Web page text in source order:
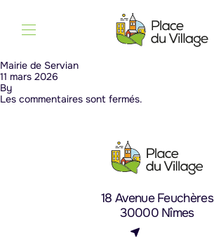
Mairie de Servian
11 mars 2026
By
Les commentaires sont fermés.
18 Avenue Feuchères
30000 Nîmes